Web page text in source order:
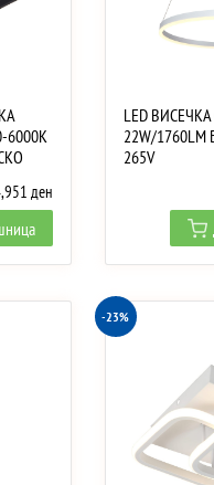
6000K
ден.
денCurrent
price
is:
4,951 ден.
LED
22W/1760LM
265V
-23%